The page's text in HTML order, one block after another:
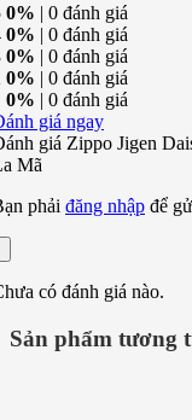
0% | 0 đánh giá
0% | 0 đánh giá
0% | 0 đánh giá
0% | 0 đánh giá
0% | 0 đánh giá
giá ngay
giá Zippo Jigen
Mã
phải đăng nhập để
có đánh giá nào.
Sản phẩm tương